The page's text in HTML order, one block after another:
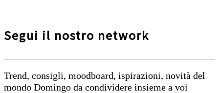
Segui il nostro network
Trend, consigli, moodboard, ispirazioni, novità del
mondo Domingo da condividere insieme a voi